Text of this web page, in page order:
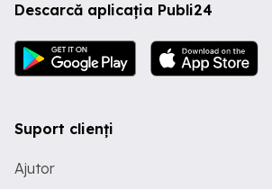
Descarcă aplicația Publi24
Suport clienți
Ajutor